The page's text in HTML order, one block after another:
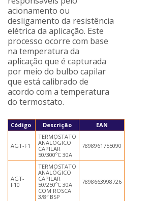
acionamento ou
desligamento da resistência
elétrica da aplicação. Este
processo ocorre com base
na temperatura da
aplicação que é capturada
por meio do bulbo capilar
que está calibrado de
acordo com a temperatura
do termostato.
Código Descrição EAN
AGT-F1
TERMOSTATO
ANALÓGICO
CAPILAR
50/300ºC 30A
7898961755090
AGT-
F10
TERMOSTATO
ANALÓGICO
CAPILAR
50/250ºC 30A
COM ROSCA
3/8″ BSP
7898663998726